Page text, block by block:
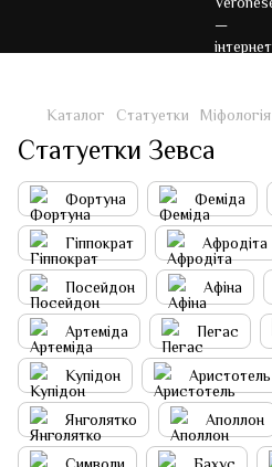
Каталог Статуетки Міфологія
Статуетки Зевса
Фортуна Феміда
Гіппократ Афродіта
Посейдон Афіна
Артеміда Пегас
Купідон Аристотель
Янголятко Аполлон